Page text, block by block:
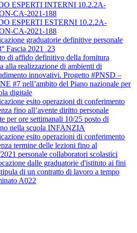
ESPERTI INTERNI 10.2.2A-
CA-2021-188
ESPERTI ESTERNI 10.2.2A-
CA-2021-188
graduatorie definitive personale
Fascia 2021_23
di affido definitivo della fornitura
alla realizzazione di ambienti di
innovativi. Progetto #PNSD –
#7 nell’ambito del Piano nazionale per
digitale
esito operazioni di conferimento
fino all’avente diritto personale
per ore settimanali 10/25 posto di
nella scuola INFANZIA
esito operazioni di conferimento
termine delle lezioni fino al
personale collaboratori scolastici
dalle graduatorie d'istituto ai fini
di un contratto di lavoro a tempo
A022